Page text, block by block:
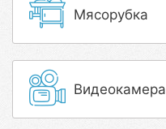
Мясорубка
Видеокамера